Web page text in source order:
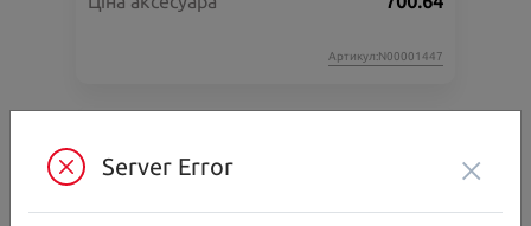
Артикул:N00001447
Server Error ×